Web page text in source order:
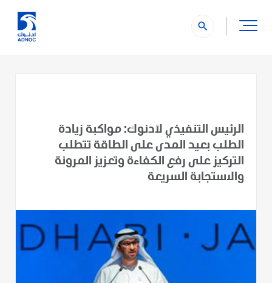
search
الرئيس التنفيذي لأدنوك: مواكبة زيادة
الطلب بعيد المدى على الطاقة تتطلب
التركيز على رفع الكفاءة وتعزيز المرونة
والاستجابة السريعة